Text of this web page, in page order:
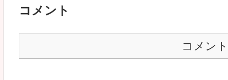
コメント
コメン